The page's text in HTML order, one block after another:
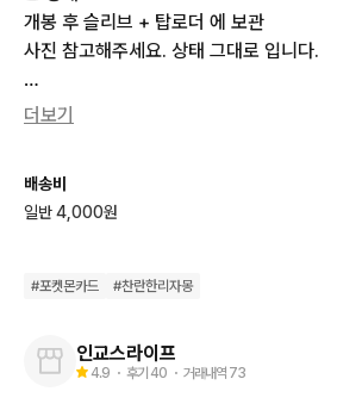
개봉 후 슬리브 + 탑로더 에 보관
사진 참고해주세요. 상태 그대로 입니다.
■ 카드정보
■ 거래방식
카드 특성상 환불 교환 어렵습니다.
더보기
배송비
일반 4,000원
#포켓몬카드 #찬란한리자몽
인교스라이프
4.9 ・ 후기 40 ・ 거래내역 73